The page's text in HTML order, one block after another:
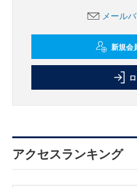
メール
新規会
アクセスランキング